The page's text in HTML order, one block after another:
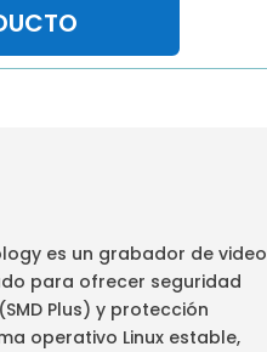
es un grabador de video
para ofrecer seguridad
Plus) y protección
operativo Linux estable,